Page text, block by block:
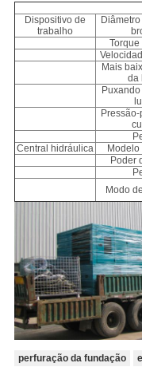
Dispositivo de
trabalho
Mais
da
Central hidráulica
Poder
Modo
perfuração da fundação